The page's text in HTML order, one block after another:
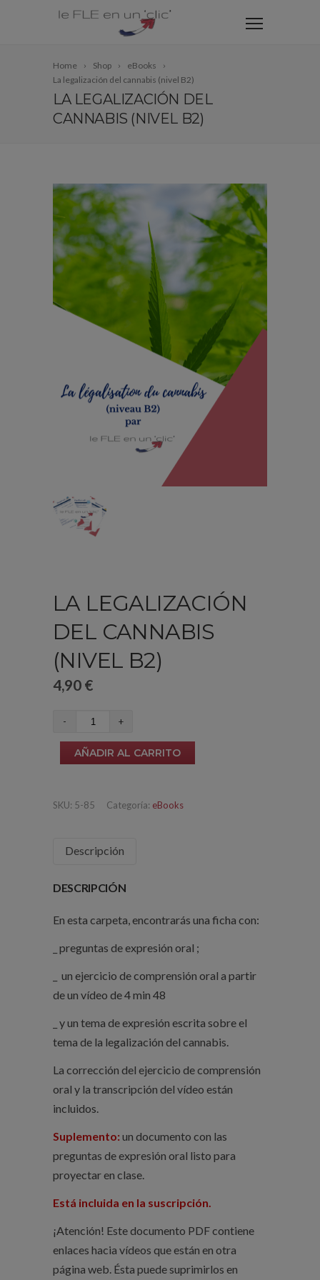
Home Shop
eBooks
La legalización del cannabis (nivel B2)
LA LEGALIZACIÓN DEL
CANNABIS (NIVEL B2)
LA LEGALIZACIÓN
DEL CANNABIS
(NIVEL B2)
4,90 €
del
AÑADIR AL CARRITO
SKU: 5-85 Categoría: eBooks
Descripción
DESCRIPCIÓN
En esta carpeta, encontrarás una ficha con:
_ preguntas de expresión oral ;
_ un ejercicio de comprensión oral a partir
de un vídeo de 4 min 48
_ y un tema de expresión escrita sobre el
tema de la legalización del cannabis.
La corrección del ejercicio de comprensión
oral y la transcripción del vídeo están
incluidos.
Suplemento: un documento con las
preguntas de expresión oral listo para
proyectar en clase.
Está incluida en la suscripción.
¡Atención! Este documento PDF contiene
enlaces hacia vídeos que están en otra
página web. Ésta puede suprimirlos en